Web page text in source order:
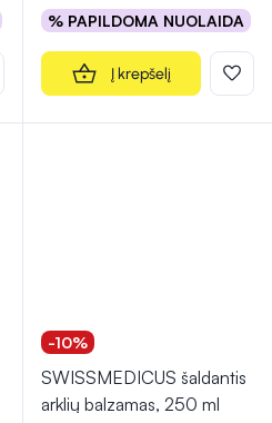
% PAPILDOMA NUOLAIDA
Į krepšelį
-10%
SWISSMEDICUS šaldantis
arklių balzamas, 250 ml